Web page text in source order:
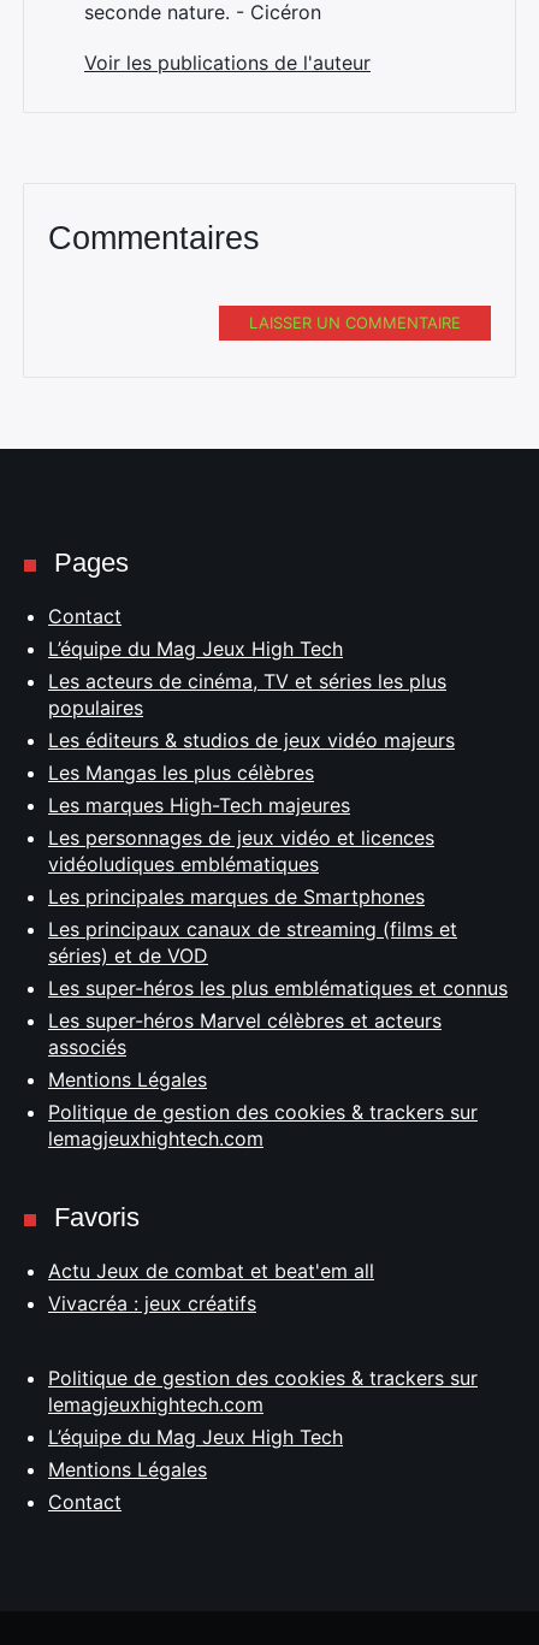
seconde nature. - Cicéron
Voir les publications de l'auteur
Commentaires
LAISSER UN COMMENTAIRE
Pages
Contact
L’équipe du Mag Jeux High Tech
Les acteurs de cinéma, TV et séries les plus
populaires
Les éditeurs & studios de jeux vidéo majeurs
Les Mangas les plus célèbres
Les marques High-Tech majeures
Les personnages de jeux vidéo et licences
vidéoludiques emblématiques
Les principales marques de Smartphones
Les principaux canaux de streaming (films et
séries) et de VOD
Les super-héros les plus emblématiques et connus
Les super-héros Marvel célèbres et acteurs
associés
Mentions Légales
Politique de gestion des cookies & trackers sur
lemagjeuxhightech.com
Favoris
Actu Jeux de combat et beat'em all
Vivacréa : jeux créatifs
Politique de gestion des cookies & trackers sur
lemagjeuxhightech.com
L’équipe du Mag Jeux High Tech
Mentions Légales
Contact